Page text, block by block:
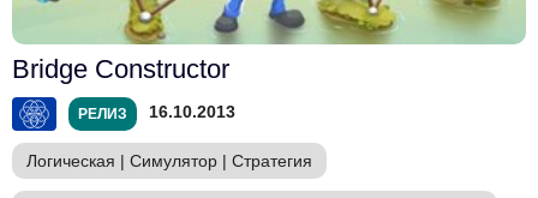
Bridge Constructor
РЕЛИЗ 16.10.2013
Логическая | Симулятор | Стратегия